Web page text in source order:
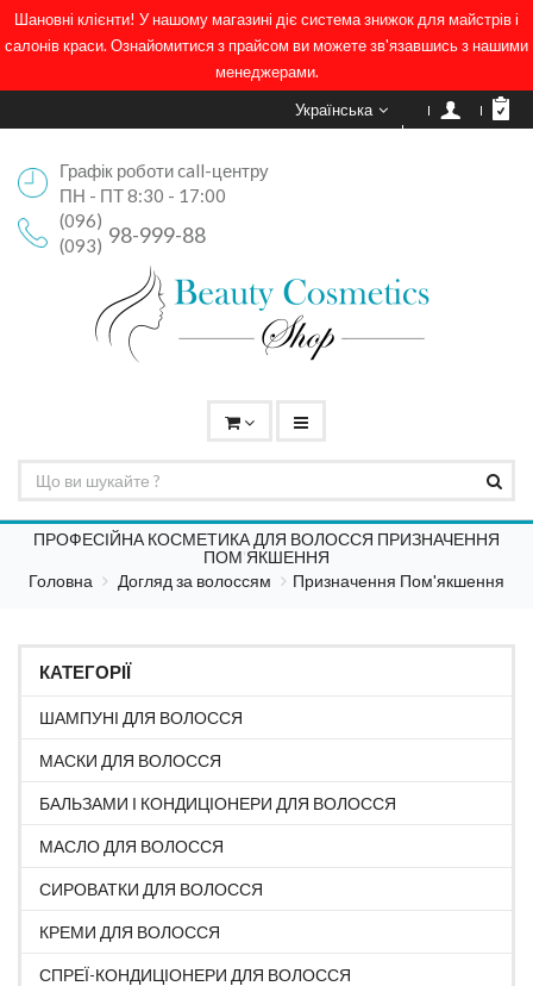
Шановні клієнти! У нашому магазині діє система знижок для майстрів і
салонів краси. Ознайомитися з прайсом ви можете зв'язавшись з нашими
менеджерами.
Українська
Графік роботи call-центру
ПН - ПТ 8:30 - 17:00
(096)
98-999-88
(093)
ПРОФЕСІЙНА КОСМЕТИКА ДЛЯ ВОЛОССЯ ПРИЗНАЧЕННЯ
ПОМ'ЯКШЕННЯ
Головна
Догляд за волоссям Призначення Пом'якшення
КАТЕГОРІЇ
ШАМПУНІ ДЛЯ ВОЛОССЯ
МАСКИ ДЛЯ ВОЛОССЯ
БАЛЬЗАМИ І КОНДИЦІОНЕРИ ДЛЯ ВОЛОССЯ
МАСЛО ДЛЯ ВОЛОССЯ
СИРОВАТКИ ДЛЯ ВОЛОССЯ
КРЕМИ ДЛЯ ВОЛОССЯ
СПРЕЇ-КОНДИЦІОНЕРИ ДЛЯ ВОЛОССЯ